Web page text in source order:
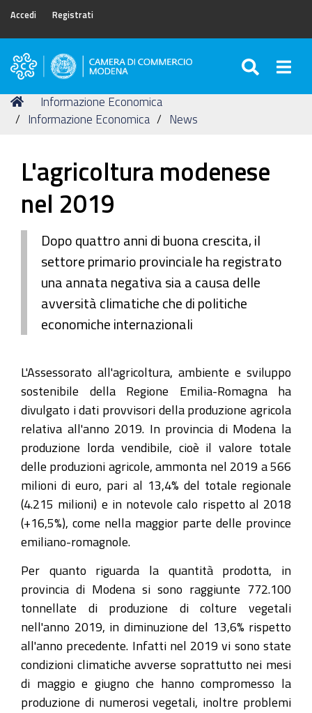
Accedi Registrati
Camera
Commercio
di
Tu
sei
Home
Informazione Economica
Informazione Economica
News
L'agricoltura modenese
nel 2019
Dopo quattro anni di buona crescita, il
settore primario provinciale ha registrato
una annata negativa sia a causa delle
avversità climatiche che di politiche
economiche internazionali
L'Assessorato all'agricoltura, ambiente e sviluppo
sostenibile della Regione Emilia-Romagna ha
divulgato i dati provvisori della produzione agricola
relativa all'anno 2019. In provincia di Modena la
produzione lorda vendibile, cioè il valore totale
delle produzioni agricole, ammonta nel 2019 a 566
milioni di euro, pari al 13,4% del totale regionale
(4.215 milioni) e in notevole calo rispetto al 2018
(+16,5%), come nella maggior parte delle province
emiliano-romagnole.
Per quanto riguarda la quantità prodotta, in
provincia di Modena si sono raggiunte 772.100
tonnellate di produzione di colture vegetali
nell'anno 2019, in diminuzione del 13,6% rispetto
all'anno precedente. Infatti nel 2019 vi sono state
condizioni climatiche avverse soprattutto nei mesi
di maggio e giugno che hanno compromesso la
produzione di numerosi vegetali, inoltre problemi